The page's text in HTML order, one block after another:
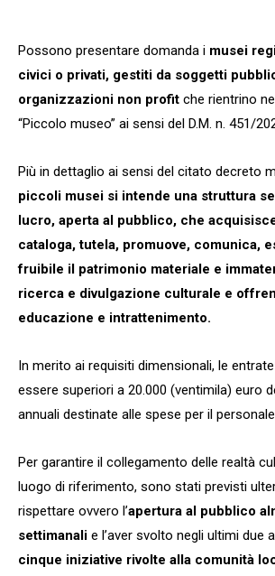
Possono presentare domanda i musei
civici o privati, gestiti da soggetti
organizzazioni non profit che rientrino
“Piccolo museo” ai sensi del D.M. n. 451/
Più in dettaglio ai sensi del citato decreto
piccoli musei si intende una struttura
lucro, aperta al pubblico, che
cataloga, tutela, promuove, comunica,
fruibile il patrimonio materiale e
ricerca e divulgazione culturale e
educazione e intrattenimento.
In merito ai requisiti dimensionali, le
essere superiori a 20.000 (ventimila) euro
annuali destinate alle spese per il personale.
Per garantire il collegamento delle realtà
luogo di riferimento, sono stati previsti
rispettare ovvero l’apertura al pubblico
settimanali e l’aver svolto negli ultimi due
cinque iniziative rivolte alla comunità